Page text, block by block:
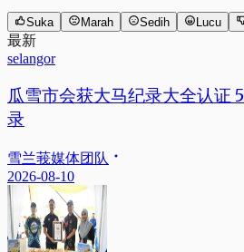
Suka Marah Sedih Lucu
最新
selangor
瓜雪市会获大马纪录大全认证
录
雪兰莪媒体团队
2026-08-10